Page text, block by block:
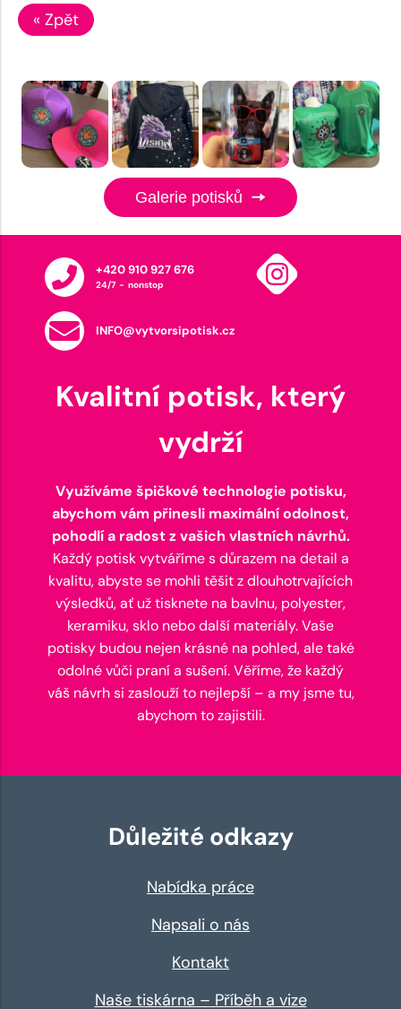
« Zpět
Galerie potisků
+420 910 927 676
24/7 - nonstop
INFO@vytvorsipotisk.cz
Kvalitní potisk, který
vydrží
Využíváme špičkové technologie potisku,
abychom vám přinesli maximální odolnost,
pohodlí a radost z vašich vlastních návrhů.
Každý potisk vytváříme s důrazem na detail a
kvalitu, abyste se mohli těšit z dlouhotrvajících
výsledků, ať už tisknete na bavlnu, polyester,
keramiku, sklo nebo další materiály. Vaše
potisky budou nejen krásné na pohled, ale také
odolné vůči praní a sušení. Věříme, že každý
váš návrh si zaslouží to nejlepší – a my jsme tu,
abychom to zajistili.
Důležité odkazy
Nabídka práce
Napsali o nás
Kontakt
Naše tiskárna – Příběh a vize